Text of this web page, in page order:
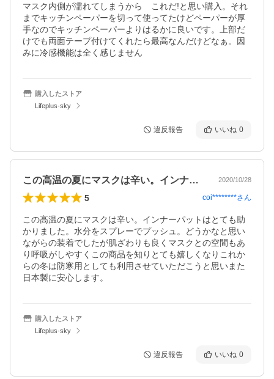
マスク内側が濡れてしまうから　これだ!と思い購入。それ
までキッチンペーパーを切って使ってたけどペーパーが厚
手なのでキッチンペーパーよりはるかに良いです。上部だ
けでも両面テープ付けてくれたら最高なんだけどなぁ。因
みに冷感機能は全く感じません
購入したストア
Lifeplus-sky
違反報告 いいね 0
この高温の夏にマスクは辛い。インナーパ… 2020/10/28
5 coi********さん
この高温の夏にマスクは辛い。インナーパットはとても助
かりました。水分をスプレーでプッシュ。どうかなと思い
ながらの装着でしたが肌ざわりも良くマスクとの空間もあ
り呼吸がしやすくこの商品を知りとても嬉しくなりこれか
らの冬は防寒用としても利用させていただこうと思いまた
日本製に安心します。
購入したストア
Lifeplus-sky
違反報告 いいね 0